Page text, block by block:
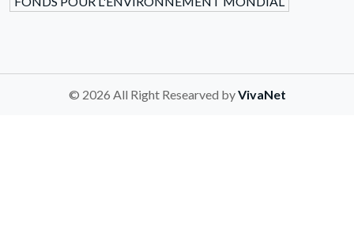
© 2026 All Right Researved byVivaNet